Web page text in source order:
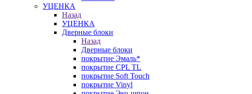
УЦЕНКА
Назад
УЦЕНКА
Дверные блоки
Назад
Дверные блоки
покрытие Эмаль*
покрытие CPL TL
покрытие Soft Touch
покрытие Vinyl